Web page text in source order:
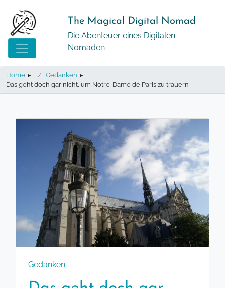
zum
Inhalt
The Magical Digital Nomad
Die Abenteuer eines Digitalen
Nomaden
Home ▸ Gedanken ▸
Das geht doch gar nicht, um Notre-Dame de Paris zu trauern
Gedanken